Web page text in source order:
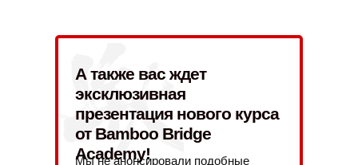
А также вас ждет
эксклюзивная
презентация нового курса
от Bamboo Bridge
Academy!
Мы не анонсировали подобные